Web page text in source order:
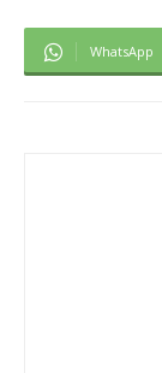
WhatsApp